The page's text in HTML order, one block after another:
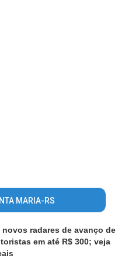
MARIA-RS
radares de avanço de
em até R$ 300; veja